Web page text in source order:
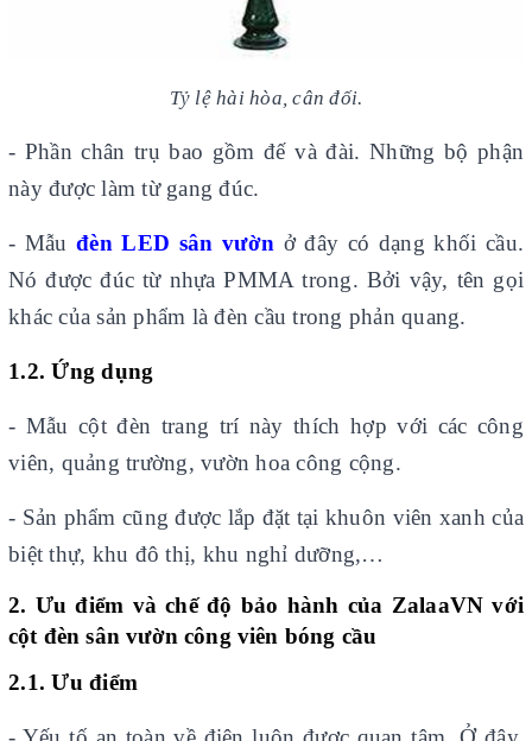
Tỷ lệ hài hòa, cân đối.
- Phần chân trụ bao gồm đế và đài. Những bộ phận
này được làm từ gang đúc.
- Mẫuđèn LED sân vườn ở đây có dạng khối cầu.
Nó được đúc từ nhựa PMMA trong. Bởi vậy, tên gọi
khác của sản phẩm là đèn cầu trong phản quang.
1.2. Ứng dụng
- Mẫu cột đèn trang trí này thích hợp với các công
viên, quảng trường, vườn hoa công cộng.
- Sản phẩm cũng được lắp đặt tại khuôn viên xanh của
biệt thự, khu đô thị, khu nghỉ dưỡng,…
2. Ưu điểm và chế độ bảo hành của ZalaaVN với
cột đèn sân vườn công viên bóng cầu
2.1. Ưu điểm